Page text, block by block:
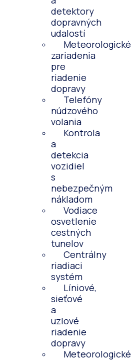
detektory
dopravných
udalostí
Meteorologické
zariadenia
pre
riadenie
dopravy
Telefóny
núdzového
volania
Kontrola
a
detekcia
vozidiel
s
nebezpečným
nákladom
Vodiace
osvetlenie
cestných
tunelov
Centrálny
riadiaci
systém
Líniové,
sieťové
a
uzlové
riadenie
dopravy
Meteorologické